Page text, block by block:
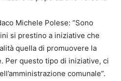
Michele Polese: “Sono
si prestino a iniziative che
quella di promuovere la
Per questo tipo di iniziative, ci
comunale”.